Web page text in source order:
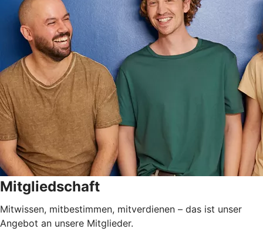
Mitgliedschaft
Mitwissen, mitbestimmen, mitverdienen – das ist unser
Angebot an unsere Mitglieder.